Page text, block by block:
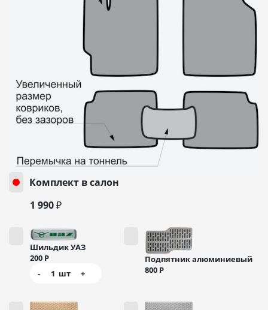
Комплект в салон
1 990 ₽
Шильдик УАЗ
200 Р
-
1 шт +
Подпятник алюминиевый
800 Р